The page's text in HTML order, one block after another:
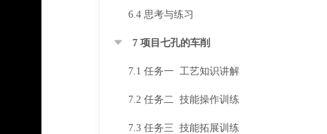
6.4 思考与练习
7 项目七孔的车削
7.1 任务一 工艺知识讲解
7.2 任务二 技能操作训练
7.3 任务三 技能拓展训练